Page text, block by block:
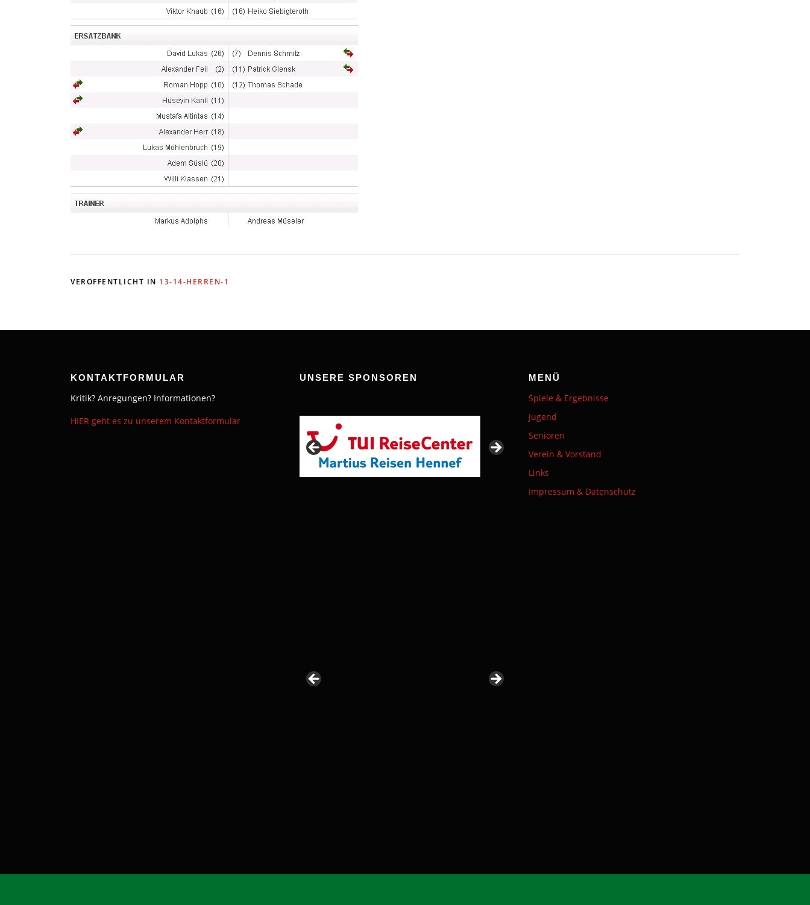
VERÖFFENTLICHT IN 13-14-HERREN-1
KONTAKTFORMULAR
Kritik? Anregungen? Informationen?
HIER geht es zu unserem Kontaktformular
UNSERE SPONSOREN MENÜ
Spiele & Ergebnisse
Jugend
Senioren
Verein & Vorstand
Links
Impressum & Datenschutz